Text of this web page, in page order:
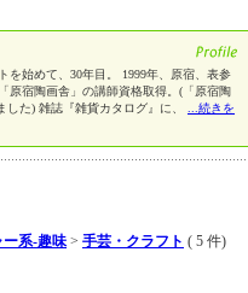
を始めて、30年目。 1999年、原宿、表参
原宿陶画舎」の講師資格取得。(「原宿陶
した) 雑誌『雑貨カタログ』に、
...続きを
ー系-趣味> 手芸・クラフト ( 5 件)